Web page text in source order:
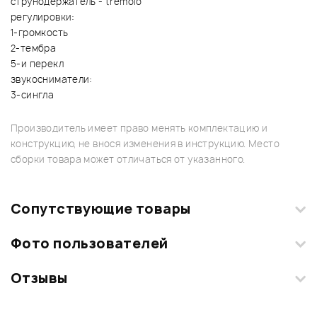
регулировки:
1-громкость
2-тембра
5-и перекл
звукосниматели:
3-сингла
Производитель имеет право менять комплектацию и
конструкцию, не внося изменения в инструкцию. Место
сборки товара может отличаться от указанного.
Сопутствующие товары
Фото пользователей
Загрузите свои фотографии купленного товара и получите
Отзывы